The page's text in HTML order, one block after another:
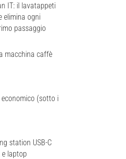
IT: il lavatappeti
elimina ogni
passaggio
macchina caffè
(sotto i
station USB-C
laptop